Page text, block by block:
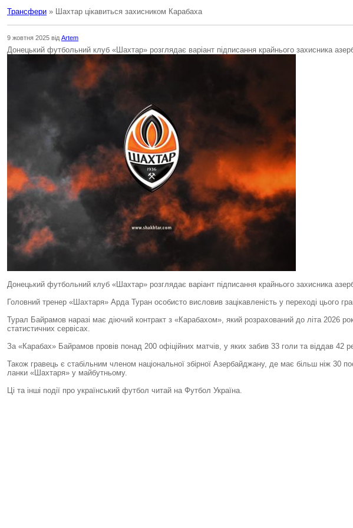
Трансфери » Шахтар цікавиться захисником Карабаха
9 жовтня 2025 від Artem
Донецький футбольний клуб «Шахтар» розглядає варіант підписання крайнього захисника
Донецький футбольний клуб «Шахтар» розглядає варіант підписання крайнього захисника
Головний тренер «Шахтаря» Арда Туран особисто висловив зацікавленість у переході цього
Турал Байрамов наразі має діючий контракт з «Карабахом», який розрахований до літа 2026
статистичних сервісах.
За «Карабах» Байрамов провів понад 200 офіційних матчів, у яких забив 33 голи та віддав 42
Також гравець є стабільним членом національної збірної Азербайджану, де має більш ніж 30
ланки «Шахтаря» у майбутньому.
Ці та інші події про український футбол читай на Футбол Україна.